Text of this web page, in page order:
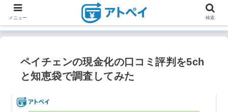
ペイチェンの現金化の口コミ評判を5ch
と知恵袋で調査してみた
メニュー 検索